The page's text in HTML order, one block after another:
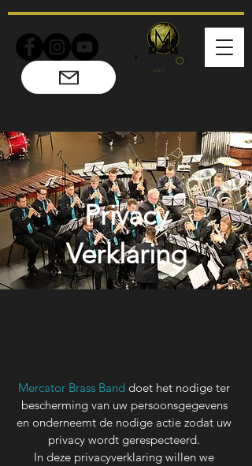
Privacy
Verklaring
Mercator Brass Band doet het nodige ter
bescherming van uw persoonsgegevens
en onderneemt de nodige actie zodat uw
privacy wordt gerespecteerd.
In deze privacyverklaring willen we